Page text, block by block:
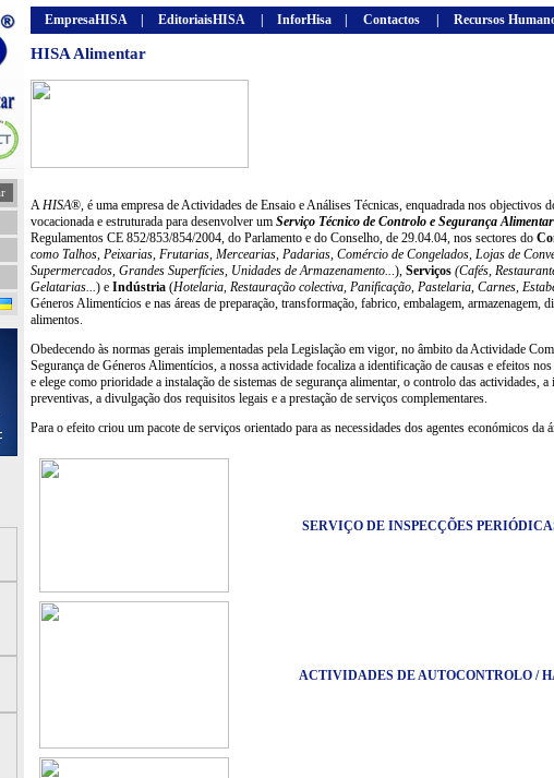
EmpresaHISA EditoriaisHISA InforHisa Contactos Recursos
HISA Alimentar
A HISA® é uma empresa de Actividades de Ensaio e Análises Técnicas, enquadrada nos objectivos
vocacionada e estruturada para desenvolver um Serviço Técnico de Controlo e Segurança Alimentar
Regulamentos CE 852/853/854/2004, do Parlamento e do Conselho, de 29.04.04, nos sectores do
como Talhos, Peixarias, Frutarias, Mercearias, Padarias, Comércio de Congelados, Lojas de
Supermercados, Grandes Superfícies, Unidades de Armazenamento..
.), Serviços (Cafés,
Gelatarias... ) e Indústria (Hotelaria, Restauração colectiva, Panificação, Pastelaria, Carnes,
Géneros Alimentícios e nas áreas de preparação, transformação, fabrico, embalagem, armazenagem,
alimentos.
Obedecendo às normas gerais implementadas pela Legislação em vigor, no âmbito da Actividade
Segurança de Géneros Alimentícios, a nossa actividade focaliza a identificação de causas e efeitos
e elege como prioridade a instalação de sistemas de segurança alimentar, o controlo das actividades, a
preventivas, a divulgação dos requisitos legais e a prestação de serviços complementares.
Para o efeito criou um pacote de serviços orientado para as necessidades dos agentes económicos da
SERVIÇO DE INSPECÇÕES
ACTIVIDADES DE AUTOCONTROLO /